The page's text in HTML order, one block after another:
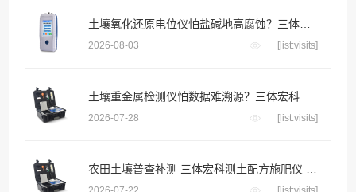
2026-08-03 [list:visits]
2026-07-28 [list:visits]